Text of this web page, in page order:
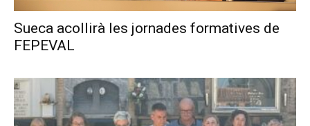
Sueca acollirà les jornades formatives de
FEPEVAL